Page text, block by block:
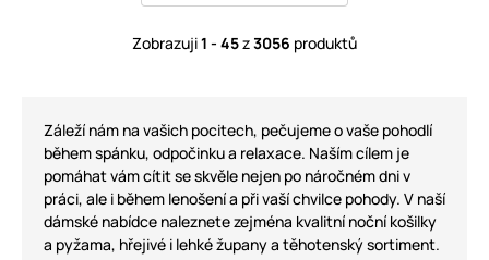
Zobrazuji1 - 45z3056 produktů
Záleží nám na vašich pocitech, pečujeme o vaše pohodlí
během spánku, odpočinku a relaxace. Naším cílem je
pomáhat vám cítit se skvěle nejen po náročném dni v
práci, ale i během lenošení a při vaší chvilce pohody. V naší
dámské nabídce naleznete zejména kvalitní noční košilky
a pyžama, hřejivé i lehké župany a těhotenský sortiment.